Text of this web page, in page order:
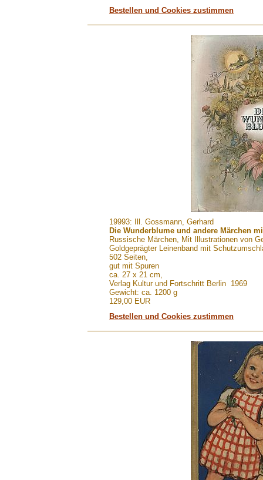
Bestellen und Cookies zustimmen
19993: Ill. Gossmann, Gerhard
Die Wunderblume und andere Märchen
Russische Märchen, Mit Illustrationen von
Goldgeprägter Leinenband mit
502 Seiten,
gut mit Spuren
ca. 27 x 21 cm,
Verlag Kultur und Fortschritt Berlin 1969
Gewicht: ca. 1200 g
129,00 EUR
Bestellen und Cookies zustimmen